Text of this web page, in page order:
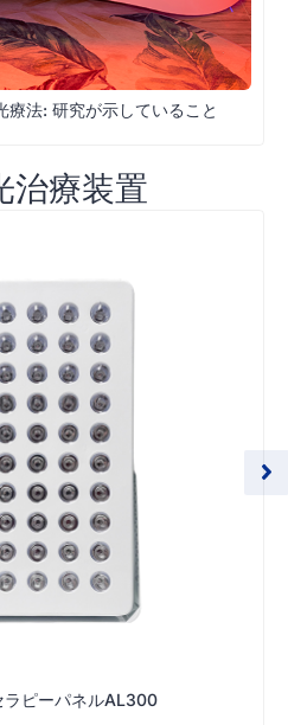
療法: 研究が示していること
治療装置
ラピーパネルAL300